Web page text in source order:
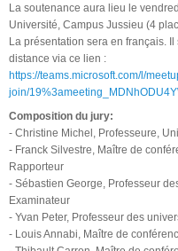
La soutenance aura lieu le
Université, Campus Jussieu (4
La présentation sera en français.
distance via ce lien :
https://teams.microsoft.com/l/
join/
Composition du jury:
- Christine Michel, Professeure,
- Franck Silvestre, Maître de
Rapporteur
- Sébastien George, Professeur
Examinateur
- Yvan Peter, Professeur des
- Louis Annabi, Maître de